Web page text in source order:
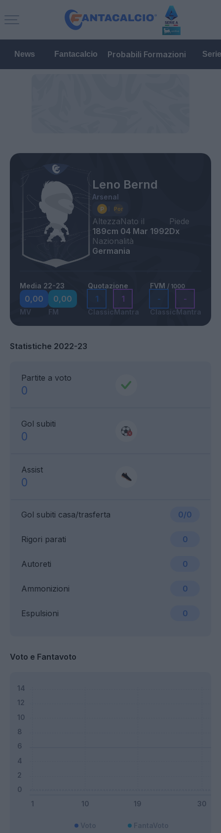
News Fantacalcio Probabili Formazioni
Leno Bernd
Arsenal
Altezza
189cm
Nato il
04 Mar 1992
Piede
Dx
Nazionalità
Germania
Media 22-23
0,00
MV
0,00
FM
Quotazione
1
Classic
1
Mantra
FVM / 1000
-
Classic
-
Mantra
Statistiche 2022-23
Partite a voto
0
Gol subiti
0
Assist
0
Gol subiti casa/trasferta 0/0
Ammonizioni 0
Rigori parati 0
Espulsioni 0
Autoreti 0
Voto e Fantavoto